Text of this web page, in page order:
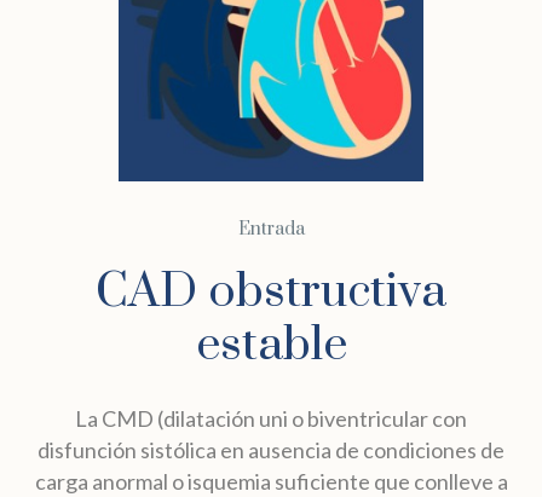
Entrada
CAD obstructiva
estable
La CMD (dilatación uni o biventricular con
disfunción sistólica en ausencia de condiciones de
carga anormal o isquemia suficiente que conlleve a